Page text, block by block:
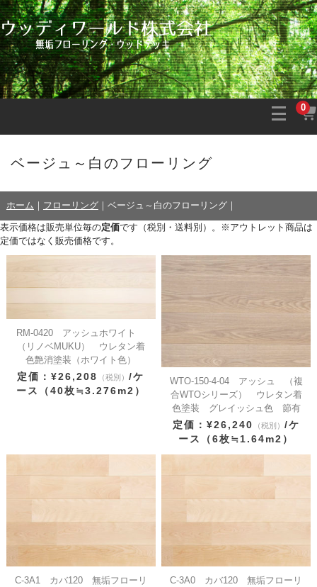
0
ベージュ～白のフローリング
ホーム ｜ フローリング｜ ベージュ～白のフローリング｜
表示価格は販売単位毎の定価です（税別・送料別）。※アウトレット商品は
定価ではなく販売価格です。
RM-0420 アッシュホワイト
（リノベMUKU） ウレタン着
色艶消塗装（ホワイト色）
定価：¥26,208 （税別）/ケ
ース（40枚≒3.276m2）
WTO-150-4-04 アッシュ （複
合WTOシリーズ） ウレタン着
色塗装 グレイッシュ色 節有
定価：¥26,240 （税別） /ケ
ース（6枚≒1.64m2）
C-3A1 カバ120 無垢フローリ
C-3A0 カバ120 無垢フローリ